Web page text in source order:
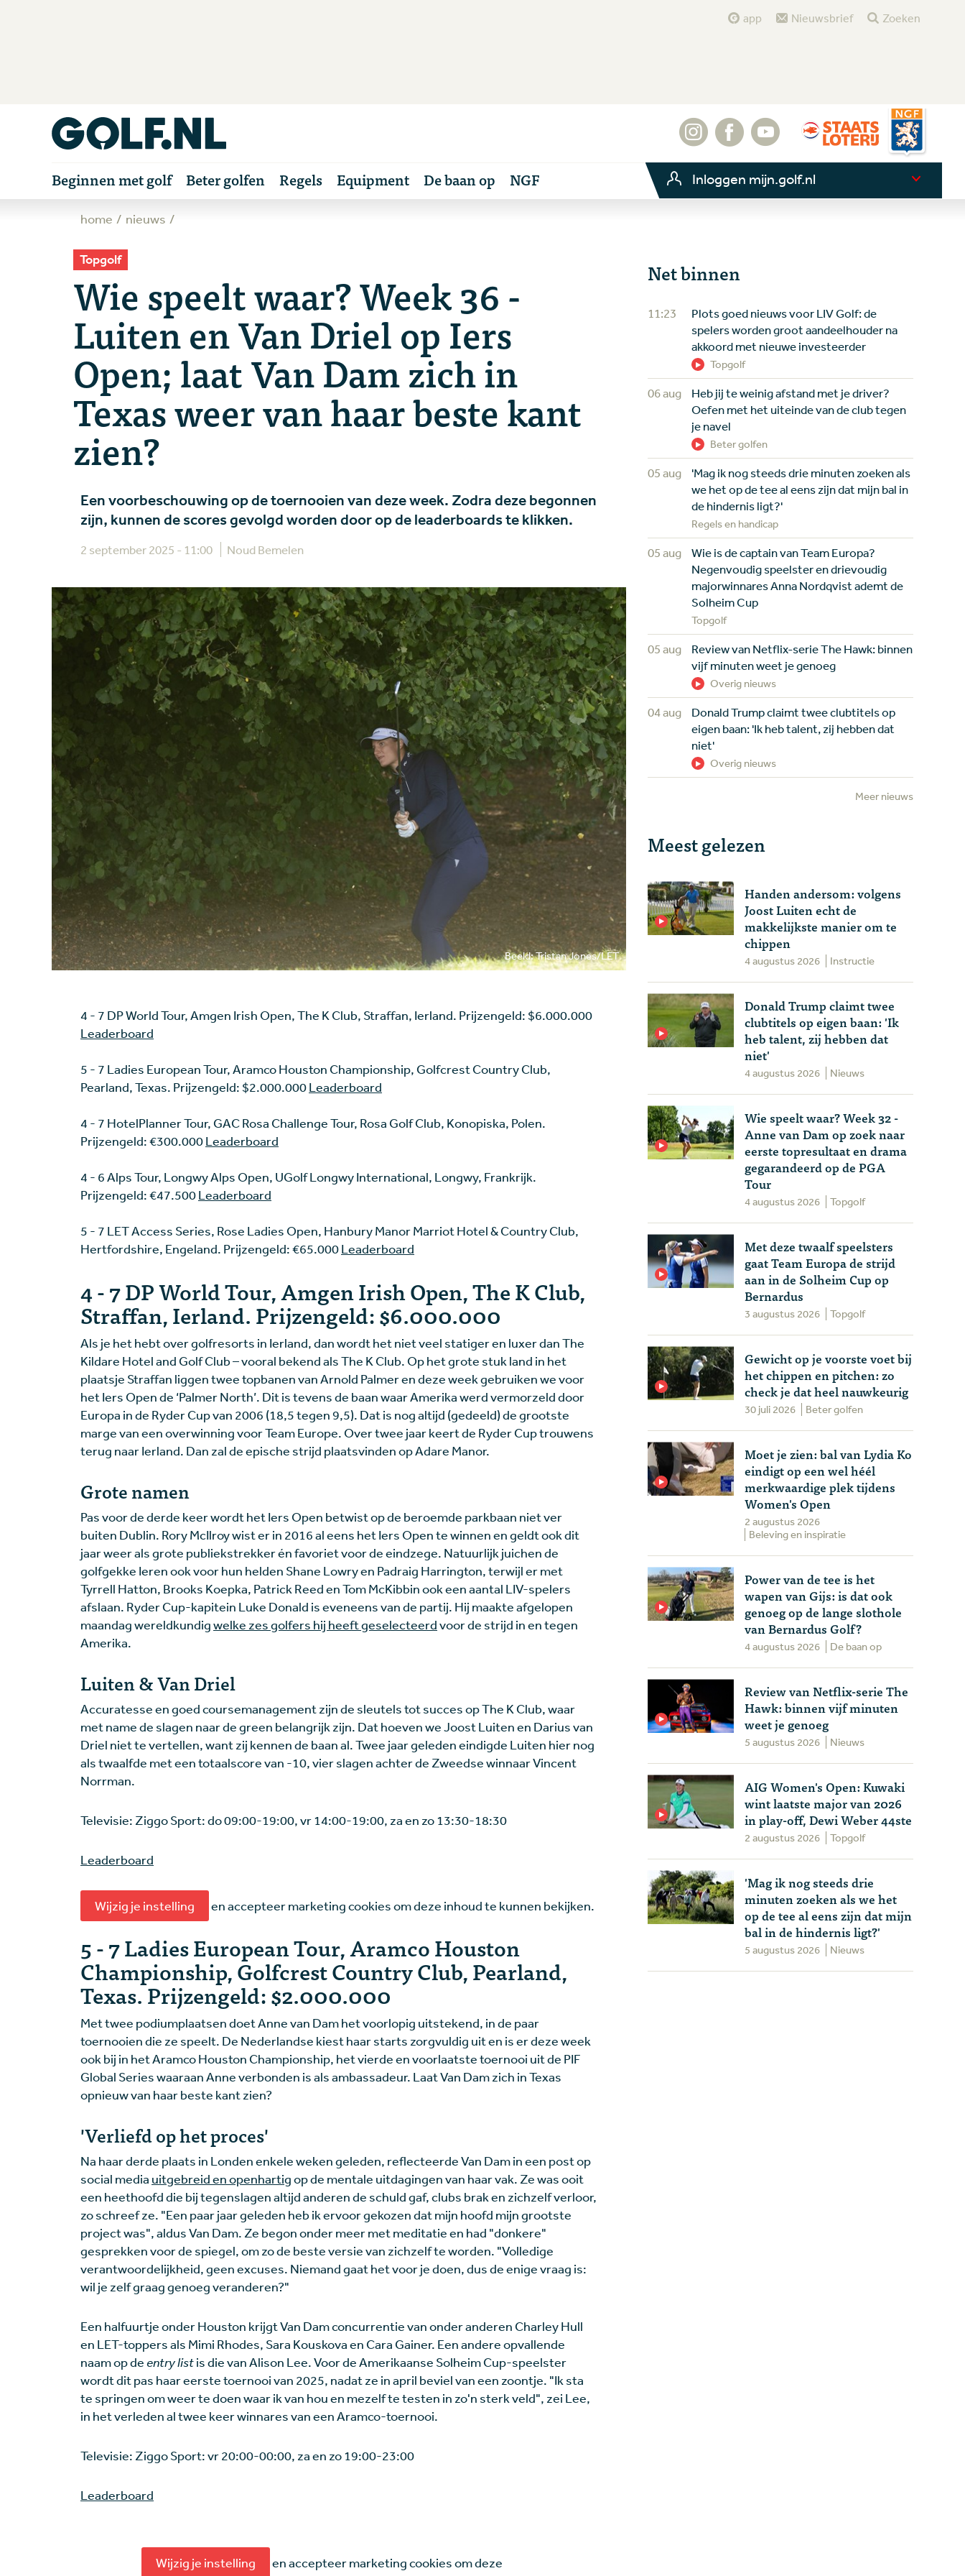
app Nieuwsbrief Zoeken
Beginnen met golf Beter golfen Regels Equipment De baan op NGF Inloggen mijn.golf.nl
home nieuws
Topgolf
Wie speelt waar? Week 36 -
Luiten en Van Driel op Iers
Open; laat Van Dam zich in
Texas weer van haar beste kant
zien?
Een voorbeschouwing op de toernooien van deze week. Zodra deze begonnen
zijn, kunnen de scores gevolgd worden door op de leaderboards te klikken.
2 september 2025 - 11:00 Noud Bemelen
Beeld: Tristan Jones/LET
4 - 7 DP World Tour, Amgen Irish Open, The K Club, Straffan, Ierland. Prijzengeld: $6.000.000
Leaderboard
5 - 7 Ladies European Tour, Aramco Houston Championship, Golfcrest Country Club,
Pearland, Texas. Prijzengeld: $2.000.000Leaderboard
4 - 7 HotelPlanner Tour, GAC Rosa Challenge Tour, Rosa Golf Club, Konopiska, Polen.
Prijzengeld: €300.000Leaderboard
4 - 6 Alps Tour, Longwy Alps Open, UGolf Longwy International, Longwy, Frankrijk.
Prijzengeld: €47.500Leaderboard
5 - 7 LET Access Series, Rose Ladies Open, Hanbury Manor Marriot Hotel & Country Club,
Hertfordshire, Engeland. Prijzengeld: €65.000Leaderboard
4 - 7 DP World Tour, Amgen Irish Open, The K Club,
Straffan, Ierland. Prijzengeld: $6.000.000
Als je het hebt over golfresorts in Ierland, dan wordt het niet veel statiger en luxer dan The
Kildare Hotel and Golf Club – vooral bekend als The K Club. Op het grote stuk land in het
plaatsje Straffan liggen twee topbanen van Arnold Palmer en deze week gebruiken we voor
het Iers Open de ‘Palmer North’. Dit is tevens de baan waar Amerika werd vermorzeld door
Europa in de Ryder Cup van 2006 (18,5 tegen 9,5). Dat is nog altijd (gedeeld) de grootste
marge van een overwinning voor Team Europe. Over twee jaar keert de Ryder Cup trouwens
terug naar Ierland. Dan zal de epische strijd plaatsvinden op Adare Manor.
Grote namen
Pas voor de derde keer wordt het Iers Open betwist op de beroemde parkbaan niet ver
buiten Dublin. Rory McIlroy wist er in 2016 al eens het Iers Open te winnen en geldt ook dit
jaar weer als grote publiekstrekker én favoriet voor de eindzege. Natuurlijk juichen de
golfgekke Ieren ook voor hun helden Shane Lowry en Padraig Harrington, terwijl er met
Tyrrell Hatton, Brooks Koepka, Patrick Reed en Tom McKibbin ook een aantal LIV-spelers
afslaan. Ryder Cup-kapitein Luke Donald is eveneens van de partij. Hij maakte afgelopen
maandag wereldkundigwelke zes golfers hij heeft geselecteerdvoor de strijd in en tegen
Amerika.
Luiten & Van Driel
Accuratesse en goed coursemanagement zijn de sleutels tot succes op The K Club, waar
met name de slagen naar de green belangrijk zijn. Dat hoeven we Joost Luiten en Darius van
Driel niet te vertellen, want zij kennen de baan al. Twee jaar geleden eindigde Luiten hier nog
als twaalfde met een totaalscore van -10, vier slagen achter de Zweedse winnaar Vincent
Norrman.
Televisie: Ziggo Sport: do 09:00-19:00, vr 14:00-19:00, za en zo 13:30-18:30
Leaderboard
Wijzig je instelling en accepteer marketing cookies om deze inhoud te kunnen bekijken.
5 - 7 Ladies European Tour, Aramco Houston
Championship, Golfcrest Country Club, Pearland,
Texas. Prijzengeld: $2.000.000
Met twee podiumplaatsen doet Anne van Dam het voorlopig uitstekend, in de paar
toernooien die ze speelt. De Nederlandse kiest haar starts zorgvuldig uit en is er deze week
ook bij in het Aramco Houston Championship, het vierde en voorlaatste toernooi uit de PIF
Global Series waaraan Anne verbonden is als ambassadeur. Laat Van Dam zich in Texas
opnieuw van haar beste kant zien?
'Verliefd op het proces'
Na haar derde plaats in Londen enkele weken geleden, reflecteerde Van Dam in een post op
social media uitgebreid en openhartigop de mentale uitdagingen van haar vak. Ze was ooit
een heethoofd die bij tegenslagen altijd anderen de schuld gaf, clubs brak en zichzelf verloor,
zo schreef ze. "Een paar jaar geleden heb ik ervoor gekozen dat mijn hoofd mijn grootste
project was", aldus Van Dam. Ze begon onder meer met meditatie en had "donkere"
gesprekken voor de spiegel, om zo de beste versie van zichzelf te worden. "Volledige
verantwoordelijkheid, geen excuses. Niemand gaat het voor je doen, dus de enige vraag is:
wil je zelf graag genoeg veranderen?"
Een halfuurtje onder Houston krijgt Van Dam concurrentie van onder anderen Charley Hull
en LET-toppers als Mimi Rhodes, Sara Kouskova en Cara Gainer. Een andere opvallende
naam op deentry listis die van Alison Lee. Voor de Amerikaanse Solheim Cup-speelster
wordt dit pas haar eerste toernooi van 2025, nadat ze in april beviel van een zoontje. "Ik sta
te springen om weer te doen waar ik van hou en mezelf te testen in zo'n sterk veld", zei Lee,
in het verleden al twee keer winnares van een Aramco-toernooi.
Televisie: Ziggo Sport: vr 20:00-00:00, za en zo 19:00-23:00
Leaderboard
Wijzig je instelling en accepteer marketing cookies om deze
Net binnen
11:23
Plots goed nieuws voor LIV Golf: de
spelers worden groot aandeelhouder na
akkoord met nieuwe investeerder
Topgolf
06 aug
Heb jij te weinig afstand met je driver?
Oefen met het uiteinde van de club tegen
je navel
Beter golfen
05 aug
'Mag ik nog steeds drie minuten zoeken als
we het op de tee al eens zijn dat mijn bal in
de hindernis ligt?'
Regels en handicap
05 aug
Wie is de captain van Team Europa?
Negenvoudig speelster en drievoudig
majorwinnares Anna Nordqvist ademt de
Solheim Cup
Topgolf
05 aug
Review van Netflix-serie The Hawk: binnen
vijf minuten weet je genoeg
Overig nieuws
04 aug
Donald Trump claimt twee clubtitels op
eigen baan: 'Ik heb talent, zij hebben dat
niet'
Overig nieuws
Meer nieuws
Meest gelezen
Handen andersom: volgens
Joost Luiten echt de
makkelijkste manier om te
chippen
4 augustus 2026 Instructie
Donald Trump claimt twee
clubtitels op eigen baan: 'Ik
heb talent, zij hebben dat
niet'
4 augustus 2026 Nieuws
Wie speelt waar? Week 32 -
Anne van Dam op zoek naar
eerste topresultaat en drama
gegarandeerd op de PGA
Tour
4 augustus 2026 Topgolf
Met deze twaalf speelsters
gaat Team Europa de strijd
aan in de Solheim Cup op
Bernardus
3 augustus 2026 Topgolf
Gewicht op je voorste voet bij
het chippen en pitchen: zo
check je dat heel nauwkeurig
30 juli 2026 Beter golfen
Moet je zien: bal van Lydia Ko
eindigt op een wel héél
merkwaardige plek tijdens
Women's Open
2 augustus 2026
Beleving en inspiratie
Power van de tee is het
wapen van Gijs: is dat ook
genoeg op de lange slothole
van Bernardus Golf?
4 augustus 2026 De baan op
Review van Netflix-serie The
Hawk: binnen vijf minuten
weet je genoeg
5 augustus 2026 Nieuws
AIG Women's Open: Kuwaki
wint laatste major van 2026
in play-off, Dewi Weber 44ste
2 augustus 2026 Topgolf
'Mag ik nog steeds drie
minuten zoeken als we het
op de tee al eens zijn dat mijn
bal in de hindernis ligt?'
5 augustus 2026 Nieuws